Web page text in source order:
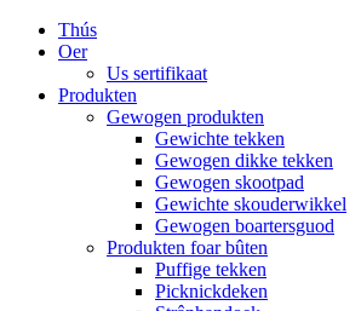
Thús
Oer
Us sertifikaat
Produkten
Gewogen produkten
Gewichte tekken
Gewogen dikke tekken
Gewogen skootpad
Gewichte skouderwikkel
Gewogen boartersguod
Produkten foar bûten
Puffige tekken
Picknickdeken